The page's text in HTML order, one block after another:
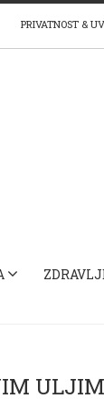
PRIVATNOST &